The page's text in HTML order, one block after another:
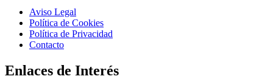
Aviso Legal
Política de Cookies
Política de Privacidad
Contacto
Enlaces de Interés